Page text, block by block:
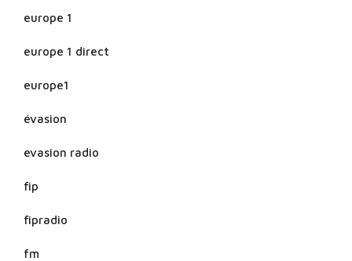
europe 1
europe 1 direct
europe1
évasion
evasion radio
fip
fipradio
fm